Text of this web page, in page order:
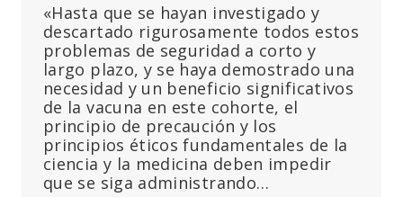
«Hasta que se hayan investigado y
descartado rigurosamente todos estos
problemas de seguridad a corto y
largo plazo, y se haya demostrado una
necesidad y un beneficio significativos
de la vacuna en este cohorte, el
principio de precaución y los
principios éticos fundamentales de la
ciencia y la medicina deben impedir
que se siga administrando…